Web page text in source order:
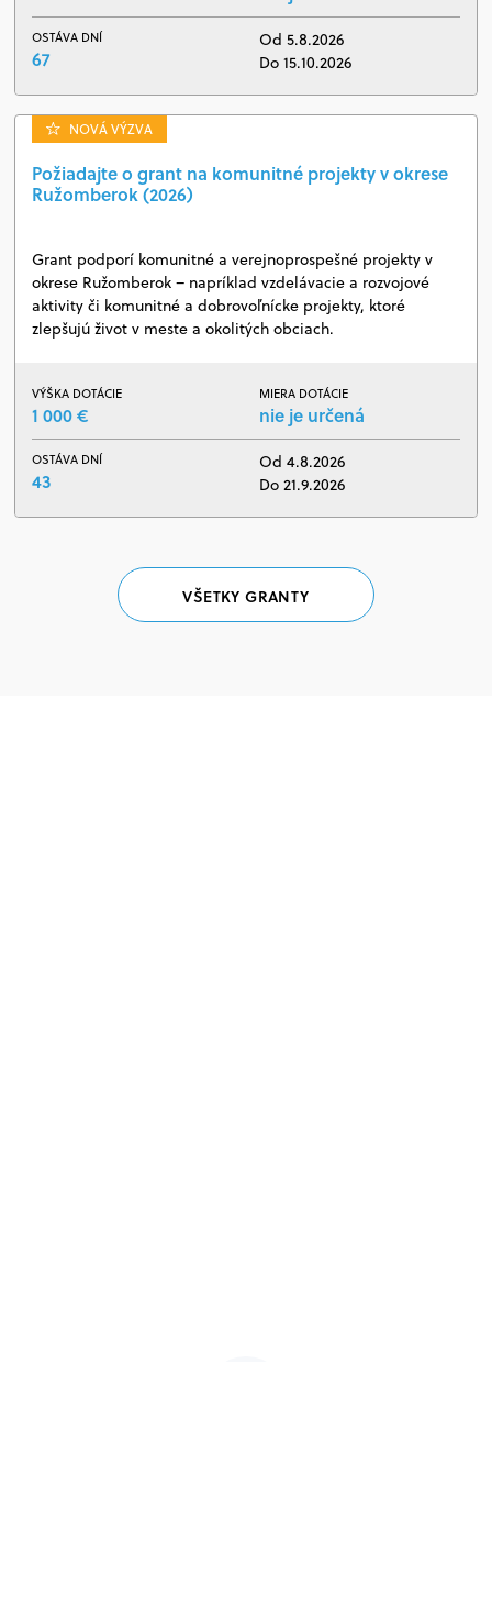
OSTÁVA DNÍ
67
Od 5.8.2026
Do 15.10.2026
NOVÁ VÝZVA
Požiadajte o grant na komunitné projekty v okrese
Ružomberok (2026)
Grant podporí komunitné a verejnoprospešné projekty v
okrese Ružomberok – napríklad vzdelávacie a rozvojové
aktivity či komunitné a dobrovoľnícke projekty, ktoré
zlepšujú život v meste a okolitých obciach.
VÝŠKA DOTÁCIE
1 000 €
MIERA DOTÁCIE
nie je určená
OSTÁVA DNÍ
43
Od 4.8.2026
Do 21.9.2026
VŠETKY GRANTY